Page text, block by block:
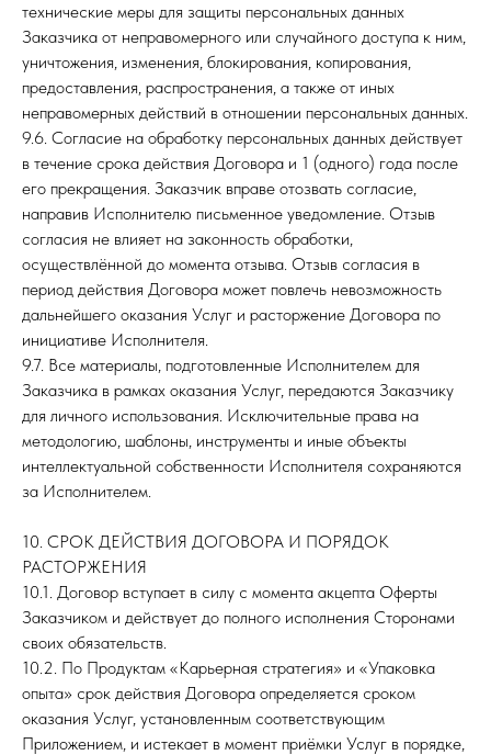
технические меры для защиты персональных данных
Заказчика от неправомерного или случайного доступа к ним,
уничтожения, изменения, блокирования, копирования,
предоставления, распространения, а также от иных
неправомерных действий в отношении персональных данных.
9.6. Согласие на обработку персональных данных действует
в течение срока действия Договора и 1 (одного) года после
его прекращения. Заказчик вправе отозвать согласие,
направив Исполнителю письменное уведомление. Отзыв
согласия не влияет на законность обработки,
осуществлённой до момента отзыва. Отзыв согласия в
период действия Договора может повлечь невозможность
дальнейшего оказания Услуг и расторжение Договора по
инициативе Исполнителя.
9.7. Все материалы, подготовленные Исполнителем для
Заказчика в рамках оказания Услуг, передаются Заказчику
для личного использования. Исключительные права на
методологию, шаблоны, инструменты и иные объекты
интеллектуальной собственности Исполнителя сохраняются
за Исполнителем.
10. СРОК ДЕЙСТВИЯ ДОГОВОРА И ПОРЯДОК
РАСТОРЖЕНИЯ
10.1. Договор вступает в силу с момента акцепта Оферты
Заказчиком и действует до полного исполнения Сторонами
своих обязательств.
10.2. По Продуктам «Карьерная стратегия» и «Упаковка
опыта» срок действия Договора определяется сроком
оказания Услуг, установленным соответствующим
Приложением, и истекает в момент приёмки Услуг в порядке,